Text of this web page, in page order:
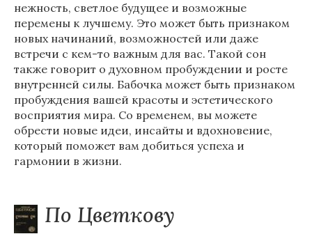
нежность, светлое будущее и возможные
перемены к лучшему. Это может быть признаком
новых начинаний, возможностей или даже
встречи с кем-то важным для вас. Такой сон
также говорит о духовном пробуждении и росте
внутренней силы. Бабочка может быть признаком
пробуждения вашей красоты и эстетического
восприятия мира. Со временем, вы можете
обрести новые идеи, инсайты и вдохновение,
который поможет вам добиться успеха и
гармонии в жизни.
По Цветкову